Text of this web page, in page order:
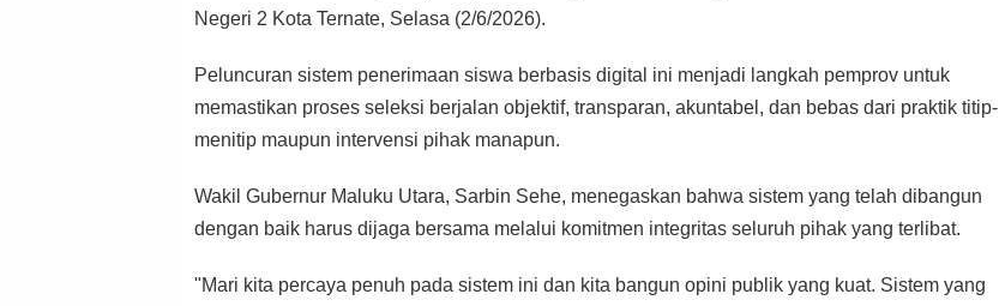
Negeri 2 Kota Ternate, Selasa (2/6/2026).
Peluncuran sistem penerimaan siswa berbasis digital ini menjadi langkah pemprov untuk
memastikan proses seleksi berjalan objektif, transparan, akuntabel, dan bebas dari praktik titip-
menitip maupun intervensi pihak manapun.
Wakil Gubernur Maluku Utara, Sarbin Sehe, menegaskan bahwa sistem yang telah dibangun
dengan baik harus dijaga bersama melalui komitmen integritas seluruh pihak yang terlibat.
"Mari kita percaya penuh pada sistem ini dan kita bangun opini publik yang kuat. Sistem yang